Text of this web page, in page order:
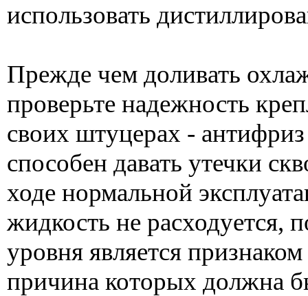
использовать
Прежде чем доливать
проверьте надежность
своих штуцерах -
способен давать утечки
ходе нормальной
жидкость не расходуется,
уровня является
причина которых должна